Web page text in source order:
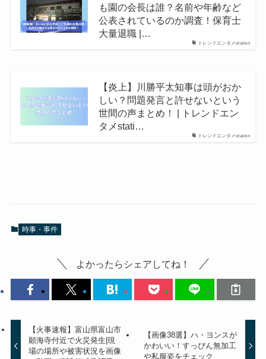
トレンドエンタメstation
も園の会長は誰？名前や年齢など
公表されているのか調査！保育士
大量退職 |…
トレンドエンタメstation
【炎上】川勝平太知事は頭がおか
しい？問題発言と許せないという
世間の声まとめ！ | トレンドエン
タメstati…
時事・事件
よかったらシェアしてね！
【火事速報】富山県富山市
願海寺付近で火災発生|現
場の場所や被害状況を画像
【画像38選】ハ・ヨンスが
かわいい！すっぴん無加工
や私服姿をチェック